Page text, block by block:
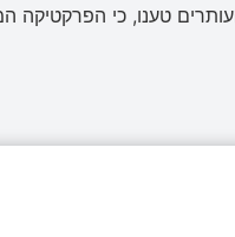
טענו, כי